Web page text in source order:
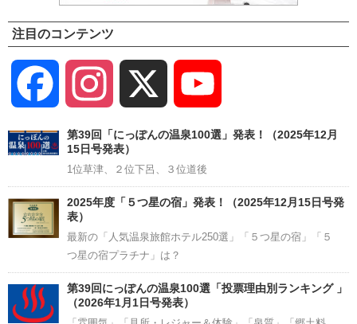
注目のコンテンツ
Facebook Instagram
Channel
第39回「にっぽんの温泉100選」発表！（2025年12月
15日号発表）
1位草津、２位下呂、３位道後
2025年度「５つ星の宿」発表！（2025年12月15日号発
表）
最新の「人気温泉旅館ホテル250選」「５つ星の宿」「５
つ星の宿プラチナ」は？
第39回にっぽんの温泉100選「投票理由別ランキング 」
（2026年1月1日号発表）